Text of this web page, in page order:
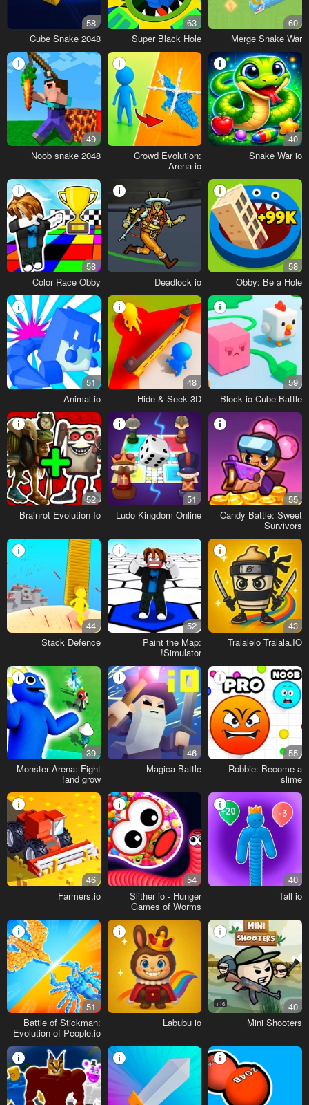
60
Merge Snake War
63
Super Black Hole
58
Cube Snake 2048
40
Snake War io
Crowd Evolution:
Arena io
49
Noob snake 2048
58
Obby: Be a Hole
Deadlock io
58
Color Race Obby
59
Block io Cube Battle
48
Hide & Seek 3D
51
Animal.io
55
Candy Battle: Sweet
Survivors
51
Ludo Kingdom Online
52
Brainrot Evolution Io
43
Tralalelo Tralala.IO
52
Paint the Map:
Simulator!
44
Stack Defence
55
Robbie: Become a
slime
46
Magica Battle
39
Monster Arena: Fight
and grow!
40
Tall io
54
Slither io - Hunger
Games of Worms
46
Farmers.io
40
16+
Mini Shooters
Labubu io
51
Battle of Stickman:
Evolution of People.io
3D